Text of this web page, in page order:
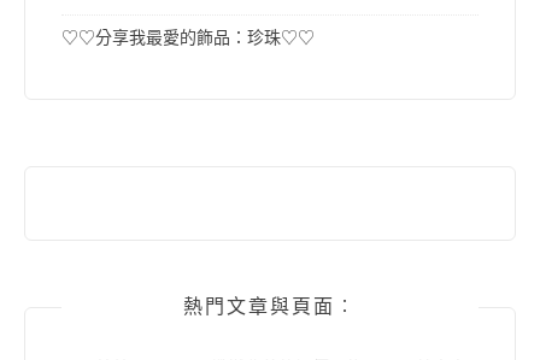
♡♡分享我最愛的飾品：珍珠♡♡
熱門文章與頁面︰